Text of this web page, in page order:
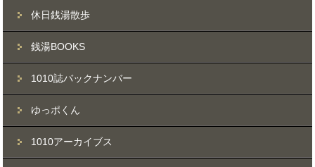
休日銭湯散歩
銭湯BOOKS
1010誌バックナンバー
ゆっポくん
1010アーカイブス